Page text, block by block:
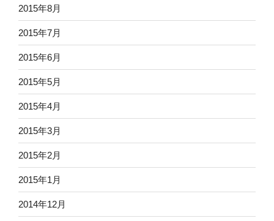
2015年8月
2015年7月
2015年6月
2015年5月
2015年4月
2015年3月
2015年2月
2015年1月
2014年12月